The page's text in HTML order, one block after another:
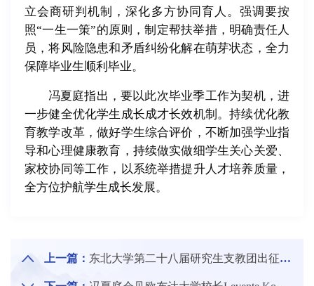
立会商研判机制，深化多方协同育人。强调要按
照“一生一策”的原则，制定帮扶举措，明确责任人
员，将风险隐患和矛盾纠纷化解在萌芽状态，全力
保障毕业生顺利毕业。
冯夏庭指出，要以此次毕业季工作为契机，进
一步健全优化学生成长成才长效机制。持续优化教
育教学改革，做好学生综合评价，不断加强学业指
导和心理健康教育，持续做实做细学生关心关爱、
家校协同等工作，以系统举措提升人才培养质量，
全方位护航学生成长发展。
上一篇： 东北大学第二十八届研究生支教团出征座谈会举行